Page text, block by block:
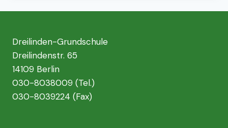
Dreilinden-Grundschule
Dreilindenstr. 65
14109 Berlin
030-8038009 (Tel.)
030-8039224 (Fax)